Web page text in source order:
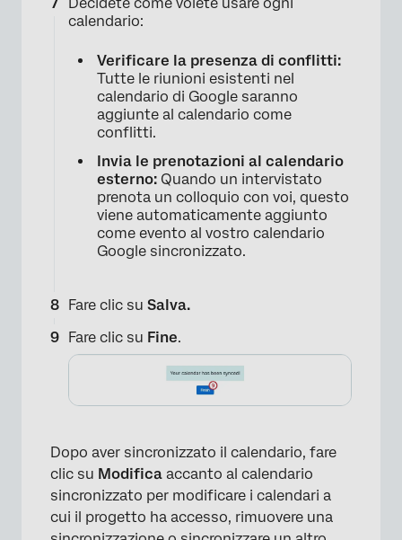
×
×
calendario:
Verificare la presenza di conflitti:
Tutte le riunioni esistenti nel
calendario di Google saranno
aggiunte al calendario come
conflitti.
Invia le prenotazioni al calendario
esterno: Quando un intervistato
prenota un colloquio con voi, questo
viene automaticamente aggiunto
come evento al vostro calendario
Google sincronizzato.
Fare clic su Salva.
Fare clic su Fine.
Dopo aver sincronizzato il calendario, fare
clic su Modifica accanto al calendario
sincronizzato per modificare i calendari a
cui il progetto ha accesso, rimuovere una